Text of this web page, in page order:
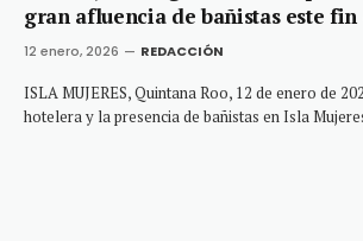
gran afluencia de bañistas este fin
12 enero, 2026 REDACCIÓN
ISLA MUJERES, Quintana Roo, 12 de enero de
hotelera y la presencia de bañistas en Isla